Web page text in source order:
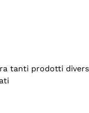
tanti prodotti